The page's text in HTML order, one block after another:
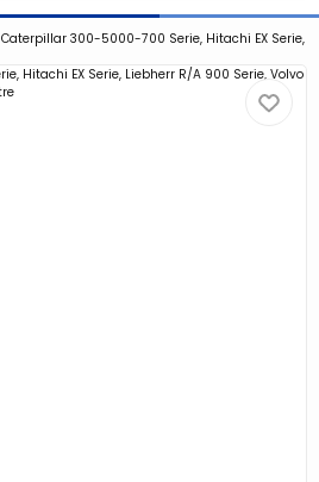
Caterpillar 300-5000-700 Serie, Hitachi EX Serie,